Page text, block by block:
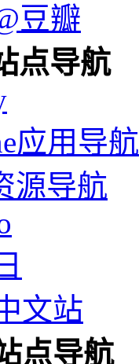
豆瓣
点导航
应用导航
源导航
文站
点导航